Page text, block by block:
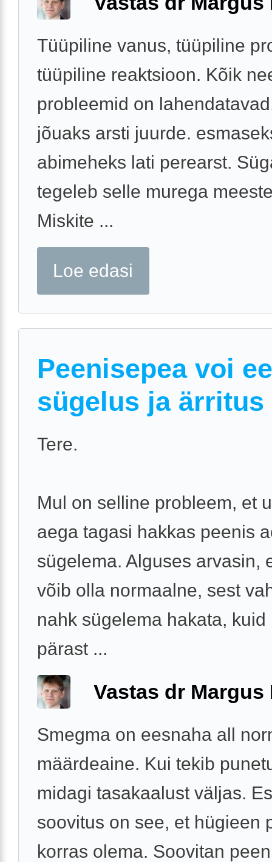
Tüüpiline vanus, tüüpiline
tüüpiline reaktsioon. Kõik
probleemid on
jõuaks arsti juurde.
abimeheks lati perearst.
tegeleb selle murega
Miskite ...
Loe edasi
Peenisepea voi
sügelus ja ärritus
Tere.
Mul on selline probleem, et
aega tagasi hakkas peenis
sügelema. Alguses arvasin,
võib olla normaalne, sest
nahk sügelema hakata, kuid
pärast ...
Vastas dr Margus
Smegma on eesnaha all
määrdeaine. Kui tekib
midagi tasakaalust väljas.
soovitus on see, et hügieen
korras olema. Soovitan